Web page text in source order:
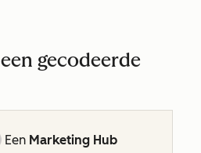
gecodeerde
Een Marketing Hub